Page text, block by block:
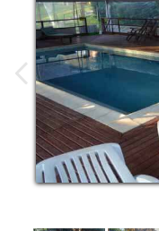
Restó
Servicios
Galería
Tarifas
Promociones
Mapa